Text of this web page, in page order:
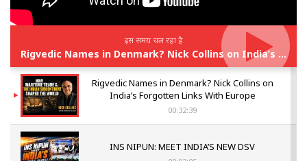
इस समय चल रहा है
Rigvedic Names in Denmark? Nick Collins on India’s Forgotten Links With Europe
Rigvedic Names in Denmark? Nick Collins on
India’s Forgotten Links With Europe
00:32:39
INS NIPUN: MEET INDIA’S NEW DSV